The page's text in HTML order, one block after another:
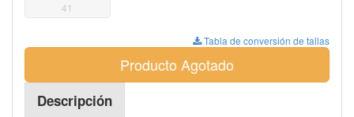
41
Tabla de conversión de tallas
Producto Agotado
Descripción